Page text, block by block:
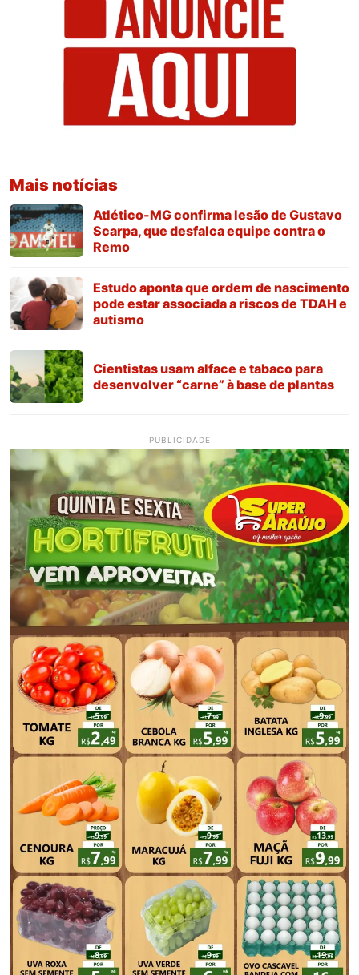
Mais notícias
Atlético-MG confirma lesão de Gustavo
Scarpa, que desfalca equipe contra o
Remo
Estudo aponta que ordem de nascimento
pode estar associada a riscos de TDAH e
autismo
Cientistas usam alface e tabaco para
desenvolver “carne” à base de plantas
PUBLICIDADE